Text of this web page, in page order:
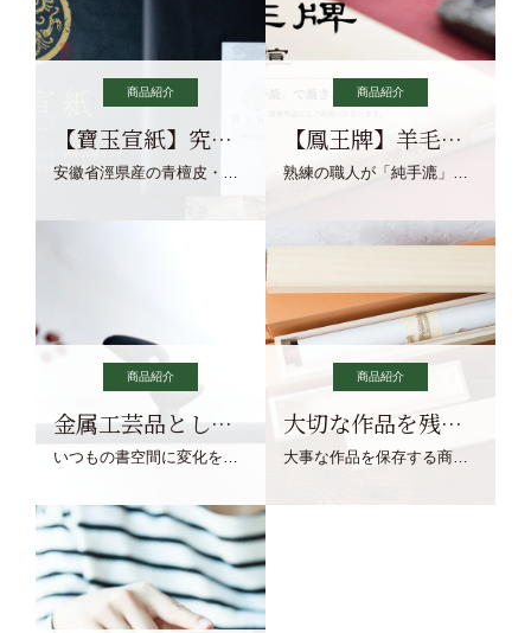
商品紹介
【寶玉宣紙】究極の純粋な宣紙を目指す寶玉宣紙
安徽省涇県産の青檀皮・砂田稲藁・清らかな渓流水、熟練手漉き職人の卓越した手漉技術による最高級の純宣紙です。
商品紹介
【鳳王牌】羊毛筆×濃墨での揮毫に最適な宣紙系画仙紙
熟練の職人が「純手漉」で漉きあげる書画紙。宣紙を好まれるお客様向けの棉料単宣に漉きあげました。
商品紹介
金属工芸品としての文鎮
いつもの書空間に変化を与えてくれる、見ているだけで愉しくなる金属工芸品の文鎮をご紹介します。
商品紹介
大切な作品を残す作品保存商品
大事な作品を保存する商品を取りまとめてご紹介ます。